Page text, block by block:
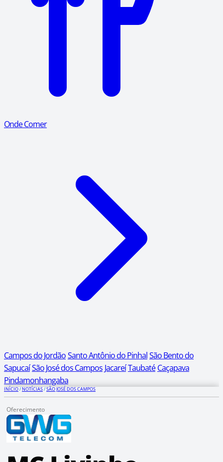
Onde Comer
Campos do JordãoSanto Antônio do PinhalSão Bento do
SapucaíSão José dos Campos JacareíTaubaté Caçapava
Pindamonhangaba
INÍCIO/NOTÍCIAS/SÃO JOSÉ DOS CAMPOS
Oferecimento